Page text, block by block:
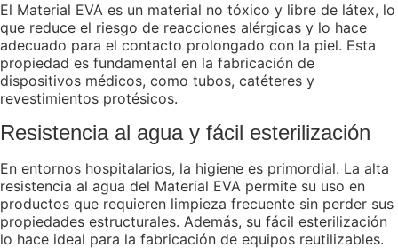
El Material EVA es un material no tóxico y libre de látex, lo
que reduce el riesgo de reacciones alérgicas y lo hace
adecuado para el contacto prolongado con la piel. Esta
propiedad es fundamental en la fabricación de
dispositivos médicos, como tubos, catéteres y
revestimientos protésicos.
Resistencia al agua y fácil esterilización
En entornos hospitalarios, la higiene es primordial. La alta
resistencia al agua del Material EVA permite su uso en
productos que requieren limpieza frecuente sin perder sus
propiedades estructurales. Además, su fácil esterilización
lo hace ideal para la fabricación de equipos reutilizables.